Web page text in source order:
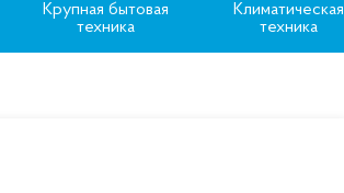
Крупная бытовая
техника
Климатическая
техника